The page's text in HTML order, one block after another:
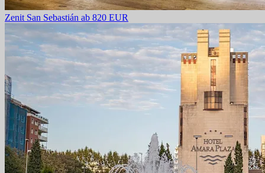
Zenit San Sebastián ab 820 EUR